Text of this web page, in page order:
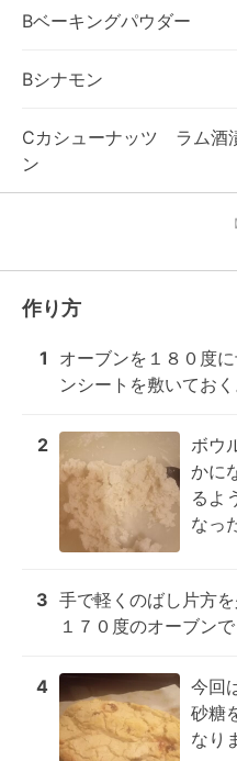
Bベーキングパウダー
Bシナモン
Cカシューナッツ ラム酒
ン
作り方
1
オーブンを１８０度
ンシートを敷いておく
2
ボウ
かに
るよ
なっ
3 手で軽くのばし片方を
１７０度のオーブンで
4
今回
砂糖
なり